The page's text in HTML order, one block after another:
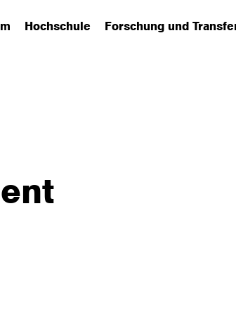
Hochschule
(has submenu)Forschung und
(has submenu)